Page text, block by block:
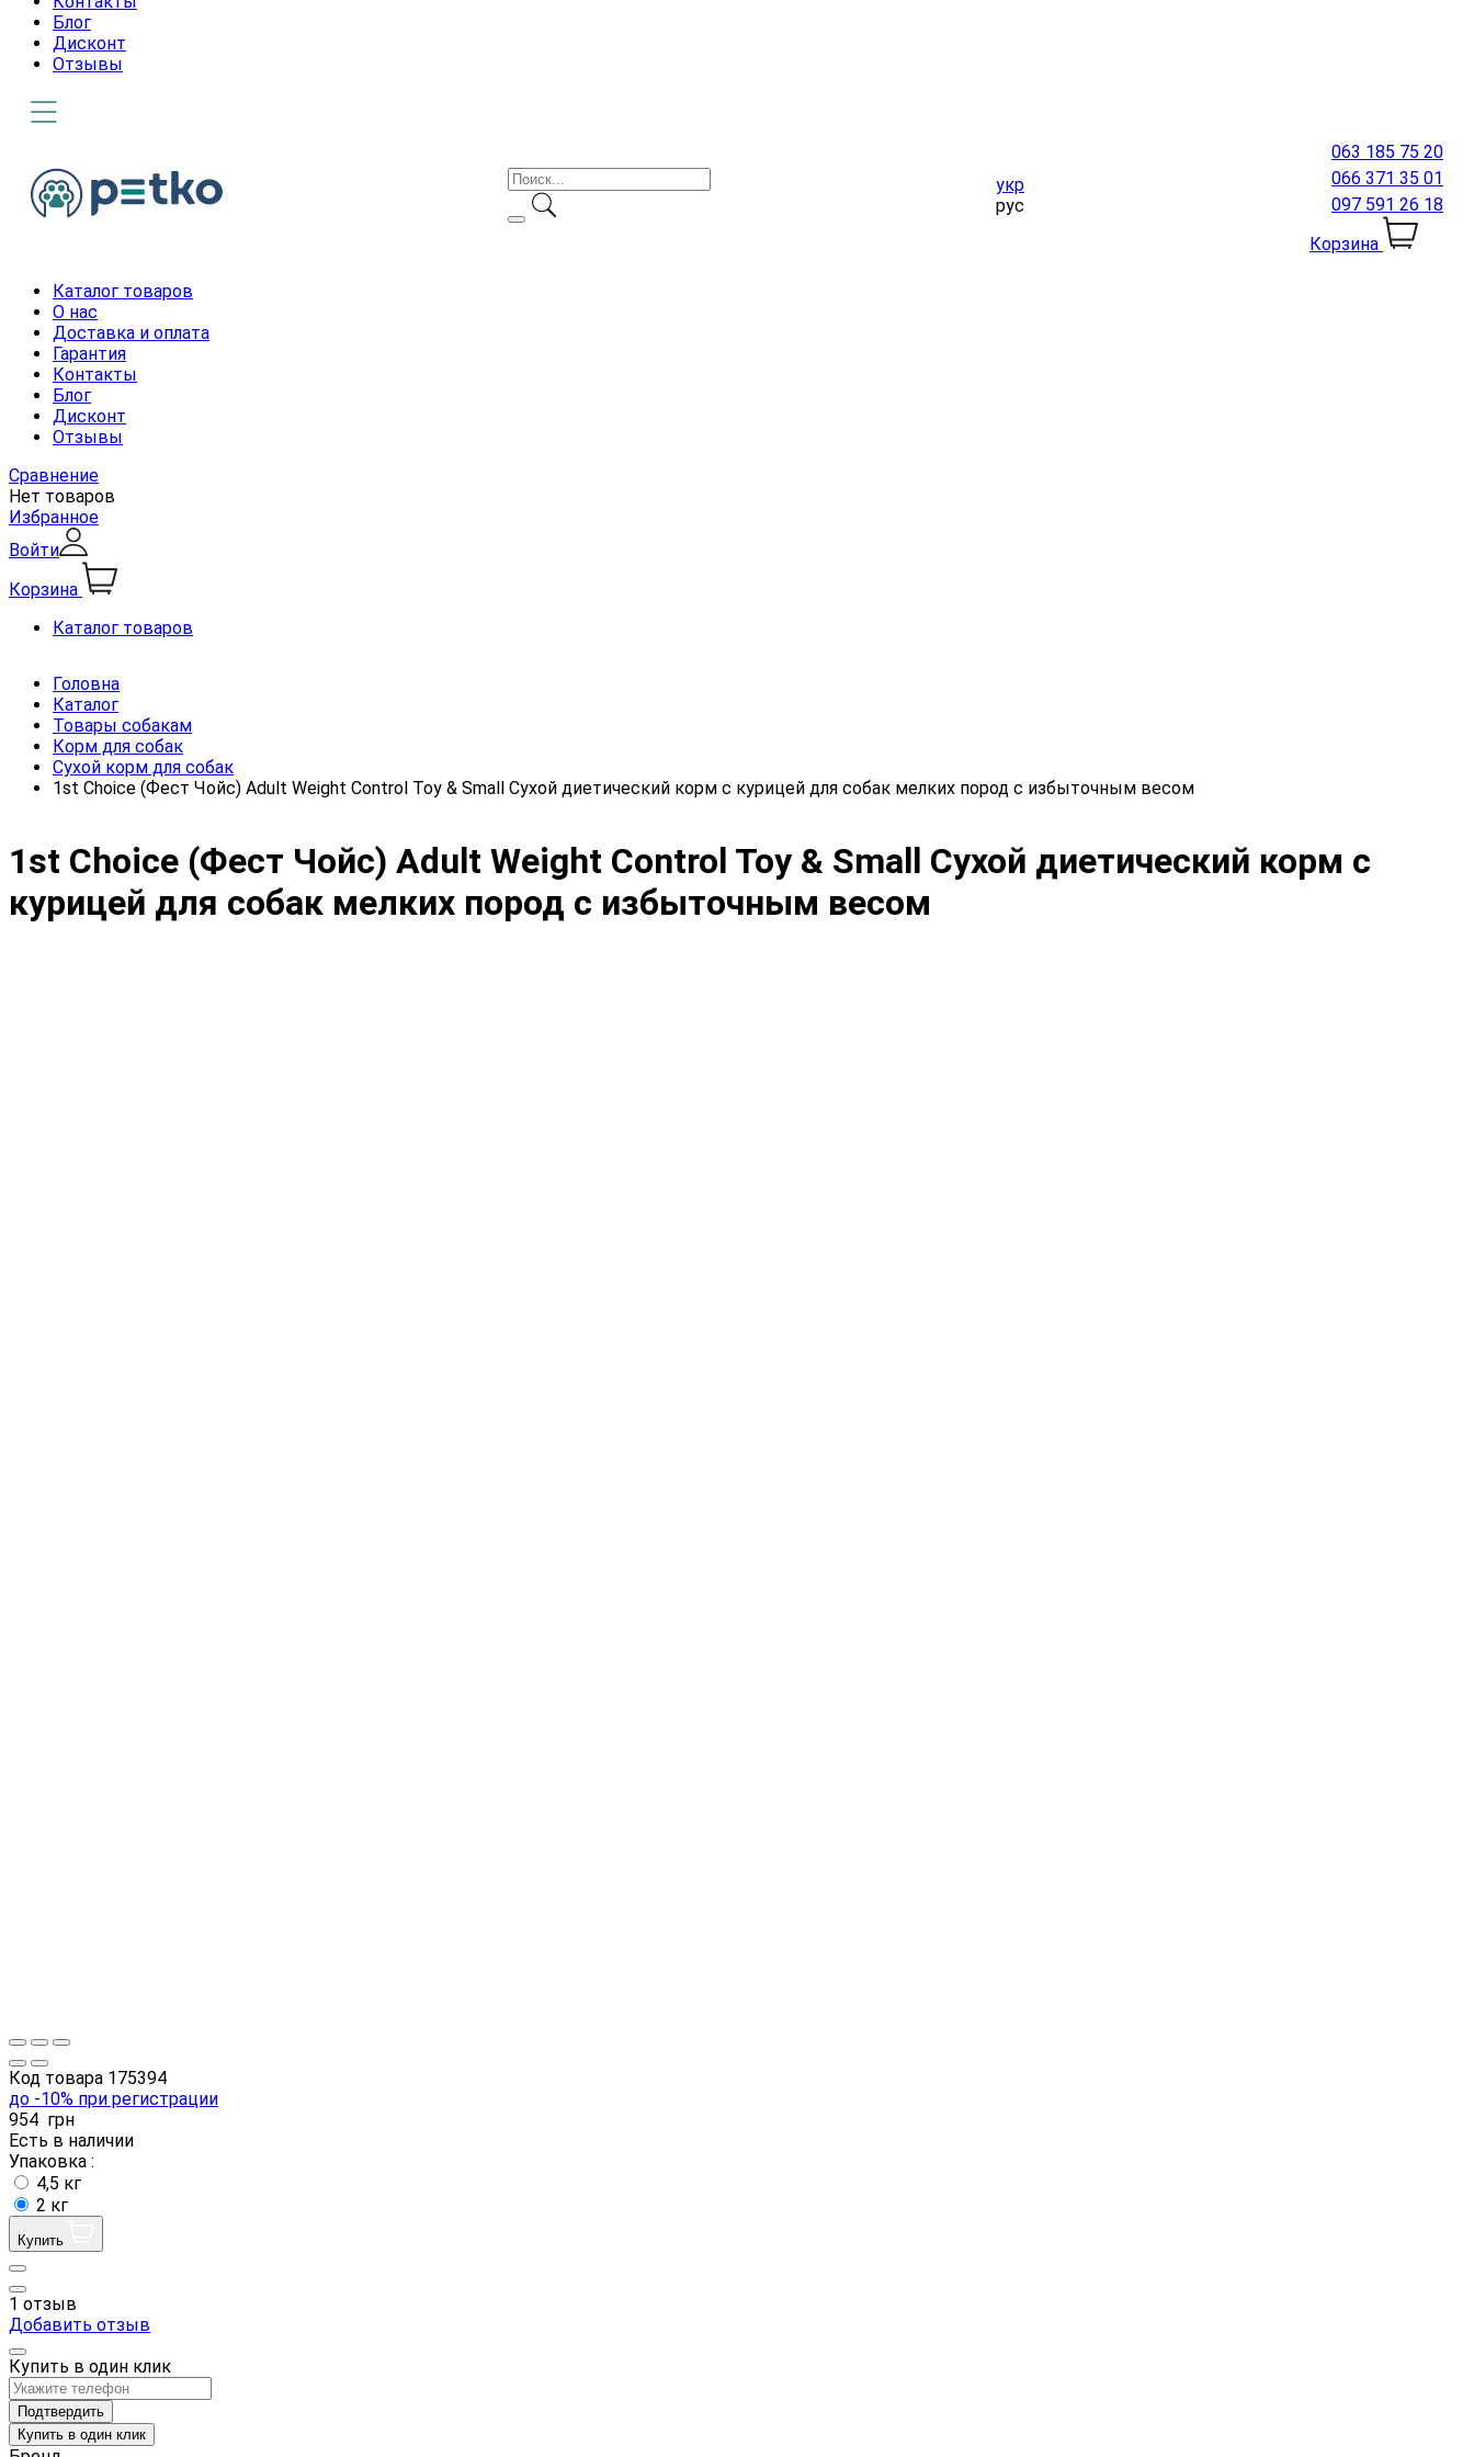
Блог
Дисконт
Отзывы
укр
рус
063 185 75 20
066 371 35 01
097 591 26 18
Корзина
Каталог товаров
О нас
Доставка и оплата
Гарантия
Контакты
Блог
Дисконт
Отзывы
Сравнение
Нет товаров
Избранное
Войти
Корзина
Каталог товаров
Головна
Каталог
Товары собакам
Корм для собак
Сухой корм для собак
1st Choice (Фест Чойс) Adult Weight Control Toy & Small Сухой диетический корм с курицей для собак мелких пород с избыточным весом
1st Choice (Фест Чойс) Adult Weight Control Toy & Small Сухой диетический корм с
курицей для собак мелких пород с избыточным весом
Код товара 175394
до -10% при регистрации
954 грн
Есть в наличии
Упаковка :
4,5 кг
2 кг
Купить
1 отзыв
Добавить отзыв
Купить в один клик
Подтвердить
Купить в один клик